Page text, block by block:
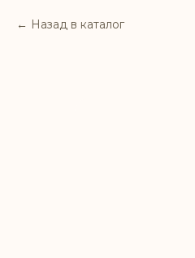
Назад в каталог